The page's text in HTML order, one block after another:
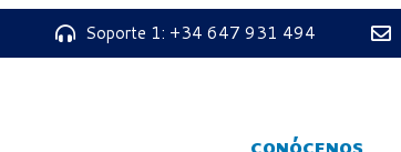
Soporte 1: +34 647 931 494
CONÓCENOS